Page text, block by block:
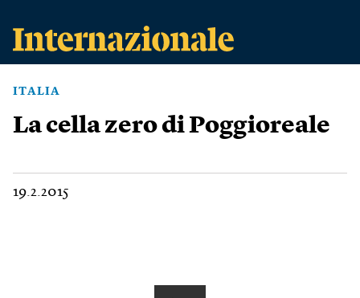
ITALIA
La cella zero di Poggioreale
19.2.2015